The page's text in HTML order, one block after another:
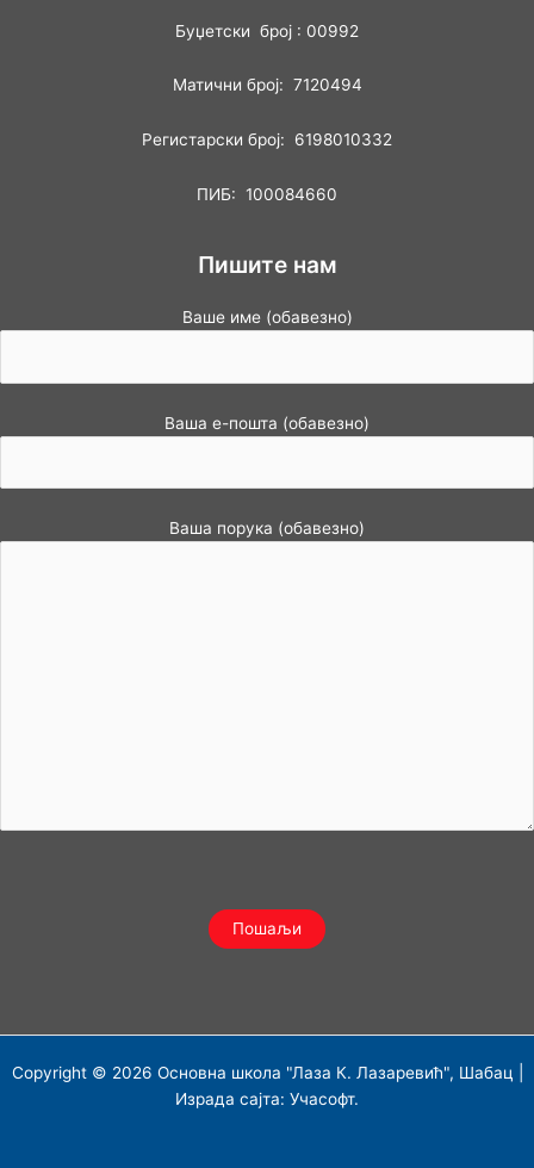
Буџетски број : 00992
Матични број: 7120494
Регистарски број: 6198010332
ПИБ: 100084660
Пишите нам
Ваше име (обавезно)
Ваша е-пошта (обавезно)
Ваша порука (обавезно)
Copyright © 2026 Основна школа "Лаза К. Лазаревић", Шабац |
Израда сајта: Учасофт.